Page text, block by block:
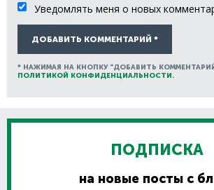
Уведомлять меня о новых
ДОБАВИТЬ КОММЕНТАРИЙ *
* НАЖИМАЯ НА КНОПКУ "ДОБАВИТЬ
ПОЛИТИКОЙ КОНФИДЕНЦИАЛЬНОСТИ.
ПОДПИСКА
на новые посты с